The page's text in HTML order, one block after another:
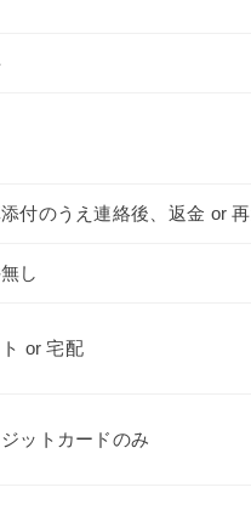
付のうえ連絡後、返金 or
し
or 宅配
ットカードのみ